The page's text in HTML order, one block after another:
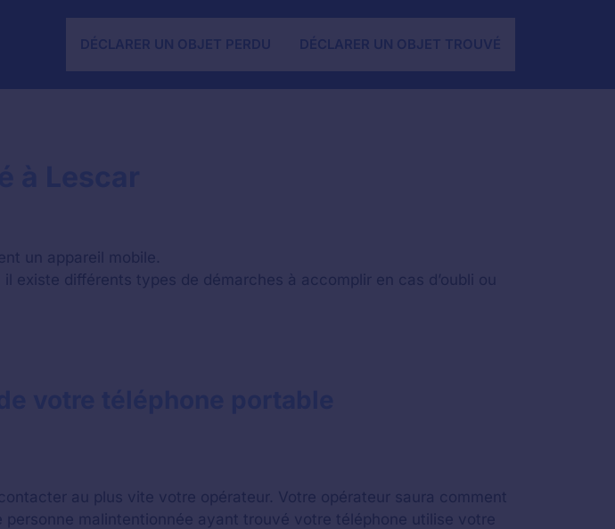
DÉCLARER UN OBJET PERDU DÉCLARER UN OBJET TROUVÉ
un appareil mobile.
existe différents types de démarches à accomplir en cas d’oubli ou
au plus vite votre opérateur. Votre opérateur saura comment
malintentionnée ayant trouvé votre téléphone utilise votre